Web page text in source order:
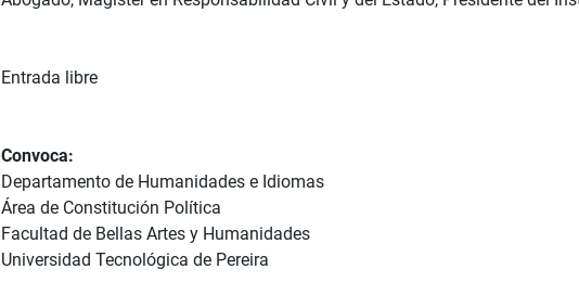
Entrada libre
Convoca:
Departamento de Humanidades e Idiomas
Área de Constitución Política
Facultad de Bellas Artes y Humanidades
Universidad Tecnológica de Pereira